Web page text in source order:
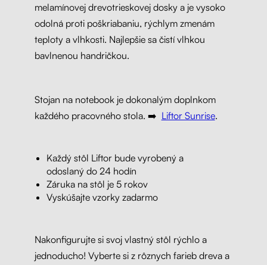
melamínovej drevotrieskovej dosky a je vysoko
odolná proti poškriabaniu, rýchlym zmenám
teploty a vlhkosti. Najlepšie sa čistí vlhkou
bavlnenou handričkou.
Stojan na notebook je dokonalým doplnkom
každého pracovného stola. ➡️ Liftor Sunrise.
Každý stôl Liftor bude vyrobený a
odoslaný do 24 hodín
Záruka na stôl je 5 rokov
Vyskúšajte vzorky zadarmo
Nakonfigurujte si svoj vlastný stôl rýchlo a
jednoducho! Vyberte si z rôznych farieb dreva a